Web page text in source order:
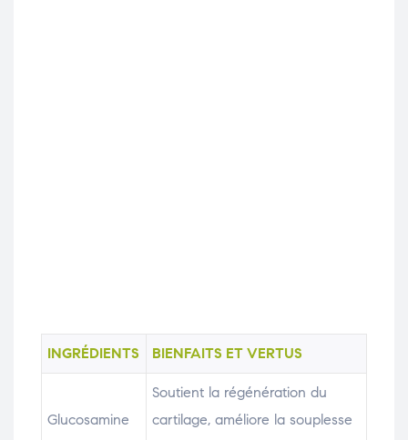
INGRÉDIENTS BIENFAITS ET VERTUS
Glucosamine
Soutient la régénération du
cartilage, améliore la souplesse